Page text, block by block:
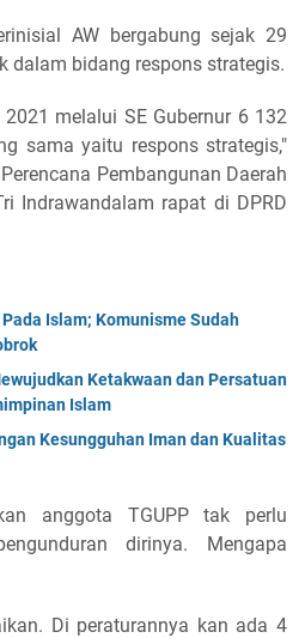
AW bergabung sejak 29
dalam bidang respons strategis.
melalui SE Gubernur 6 132
sama yaitu respons strategis,"
Pembangunan Daerah
Indrawandalam rapat di DPRD
Islam; Komunisme Sudah
Ketakwaan dan Persatuan
Islam
Kesungguhan Iman dan Kualitas
anggota TGUPP tak perlu
dirinya. Mengapa
Di peraturannya kan ada 4